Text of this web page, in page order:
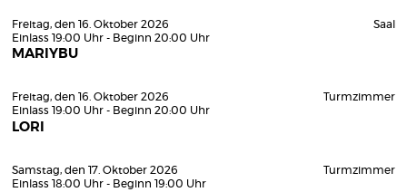
Freitag, den 16. Oktober 2026
Einlass 19:00 Uhr - Beginn 20:00 Uhr
MARIYBU
Saal
Freitag, den 16. Oktober 2026
Einlass 19:00 Uhr - Beginn 20:00 Uhr
LORI
Turmzimmer
Samstag, den 17. Oktober 2026
Einlass 18:00 Uhr - Beginn 19:00 Uhr
Turmzimmer